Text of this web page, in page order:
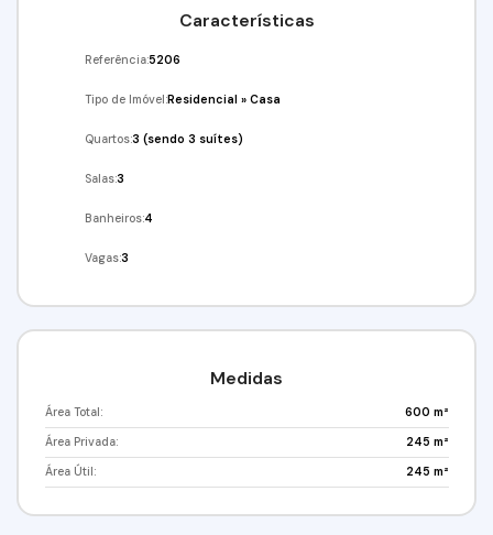
no condomínio. Segurança particular 24 horas, com
externa com câmeras de monitoramento.Valor de
pacote !Venha conferir!!!Agende já a sua visita!!! (11)
95332-7355 (11) 97417-8061 Imobiliária Alfa
Características
Referência:5206
Tipo de Imóvel:Residencial »Casa
Quartos:3 (sendo 3 suítes)
Salas:3
Banheiros:4
Vagas:3
Medidas
Área Total: 600 m²
Área Privada: 245 m²
Área Útil: 245 m²